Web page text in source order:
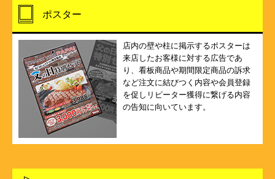
ポスター
店内の壁や柱に掲示するポスターは
来店したお客様に対する広告であ
り、看板商品や期間限定商品の訴求
など注文に結びつく内容や会員登録
を促しリピーター獲得に繋げる内容
の告知に向いています。